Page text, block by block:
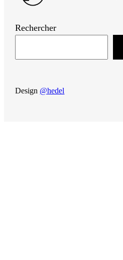
Rechercher
Design @hedel